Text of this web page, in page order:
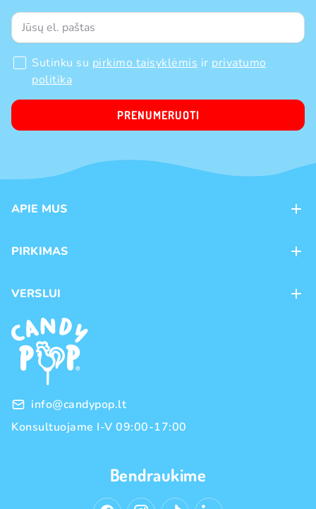
Sutinku su pirkimo taisyklėmis ir privatumo
politika
PRENUMERUOTI
APIE MUS
Kontaktai
Naujienos
Prekių ženklai
PIRKIMAS
Pristatymas
Prekių grąžinimas ir keitimas
Pirkimo taisyklės
Privatumo politika
VERSLUI
Franšizė
Didmeninė prekyba
info@candypop.lt
Konsultuojame I-V 09:00-17:00
Bendraukime